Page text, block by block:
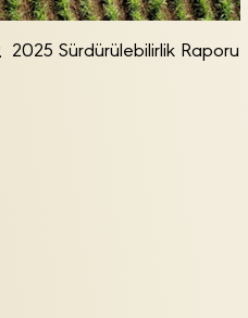
2025 Sürdürülebilirlik Raporu